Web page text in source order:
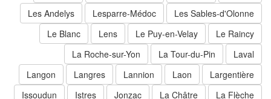
Les Sables-d'Olonne
Lesparre-Médoc
Les Andelys
Le Raincy
Le Puy-en-Velay
Lens
Le Blanc
Laval
La Tour-du-Pin
La Roche-sur-Yon
Largentière
Laon
Lannion
Langres
Langon
La Flèche
La Châtre
Jonzac
Istres
Issoudun